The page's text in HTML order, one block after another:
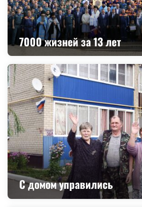
7000 жизней за 13 лет
С домом управились